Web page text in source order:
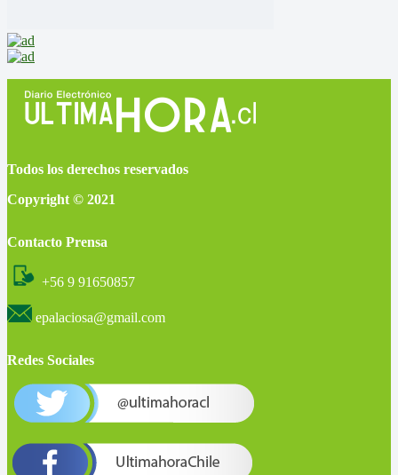
Todos los derechos reservados
Copyright © 2021
Contacto Prensa
+56 9 91650857
epalaciosa@gmail.com
Redes Sociales